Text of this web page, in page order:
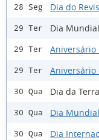
28 Seg Dia do
29 Ter Dia
29 Ter Aniversário
29 Ter Aniversário
30 Qua Dia da
30 Qua Dia
30 Qua Dia